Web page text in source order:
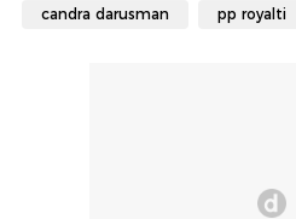
candra darusman pp royalti